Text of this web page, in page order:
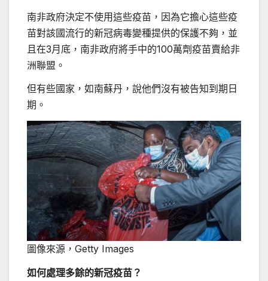
南非政府決定不使用這些疫苗，因為它擔心這些疫
苗對該國流行的新冠病毒變種提供的保護不夠，並
且在3月底，南非政府將手中的100萬劑疫苗賣給非
洲聯盟。
但有些國家，如南蘇丹，說他們沒有被告知到期日
期。
圖像來源， Getty Images
如何處理多餘的新冠疫苗 ？